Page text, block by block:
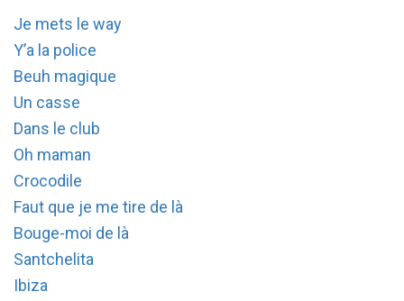
Je mets le way
Y’a la police
Beuh magique
Un casse
Dans le club
Oh maman
Crocodile
Faut que je me tire de là
Bouge-moi de là
Santchelita
Ibiza